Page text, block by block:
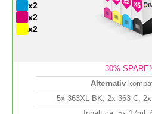
x2
x2
x2
30%
Alternativ
5x 363XL BK, 2x 363 C,